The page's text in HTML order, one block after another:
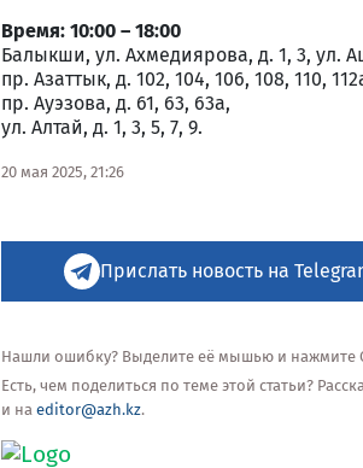
Время: 10:00 – 18:00
Балыкши, ул. Ахмедиярова, д. 1, 3, ул.
пр. Азаттык, д. 102, 104, 106, 108, 110,
пр. Ауэзова, д. 61, 63, 63а,
ул. Алтай, д. 1, 3, 5, 7, 9.
20 мая 2025, 21:26
Прислать новость на
Нашли ошибку? Выделите её мышью и нажмите
Есть, чем поделиться по теме этой статьи?
и на editor@azh.kz.